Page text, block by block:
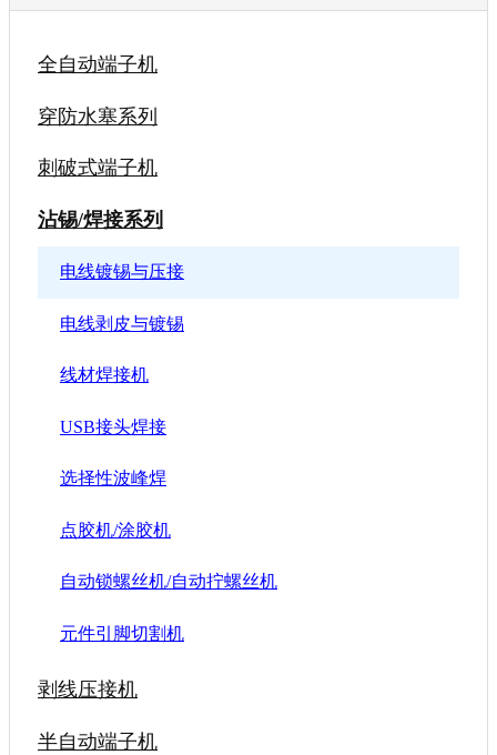
全自动端子机
穿防水塞系列
刺破式端子机
沾锡/焊接系列
电线镀锡与压接
电线剥皮与镀锡
线材焊接机
USB接头焊接
选择性波峰焊
点胶机/涂胶机
自动锁螺丝机/自动拧螺丝机
元件引脚切割机
剥线压接机
半自动端子机